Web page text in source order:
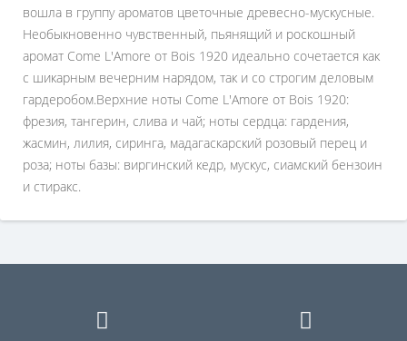
вошла в группу ароматов цветочные древесно-мускусные.
Необыкновенно чувственный, пьянящий и роскошный
аромат Come L'Amore от Bois 1920 идеально сочетается как
с шикарным вечерним нарядом, так и со строгим деловым
гардеробом.Верхние ноты Come L'Amore от Bois 1920:
фрезия, тангерин, слива и чай; ноты сердца: гардения,
жасмин, лилия, сиринга, мадагаскарский розовый перец и
роза; ноты базы: виргинский кедр, мускус, сиамский бензоин
и стиракс.